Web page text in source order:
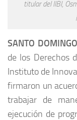
titular del IIBI,
SANTO
de los Derechos
Instituto de
firmaron un
trabajar de
ejecución de